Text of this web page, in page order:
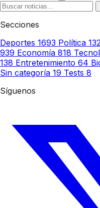
Secciones
Deportes 1693 Política
939 Economía 818
138 Entretenimiento 64
Sin categoría 19 Tests 8
Síguenos